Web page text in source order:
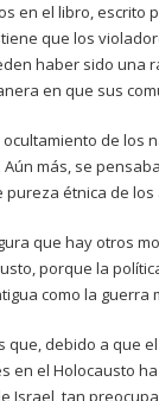
en el libro, escrito
que los
haber sido una
en que sus
de los
más, se
pureza étnica de
que hay otros
porque la
como la guerra
que, debido a que
en el Holocausto
Israel, tan